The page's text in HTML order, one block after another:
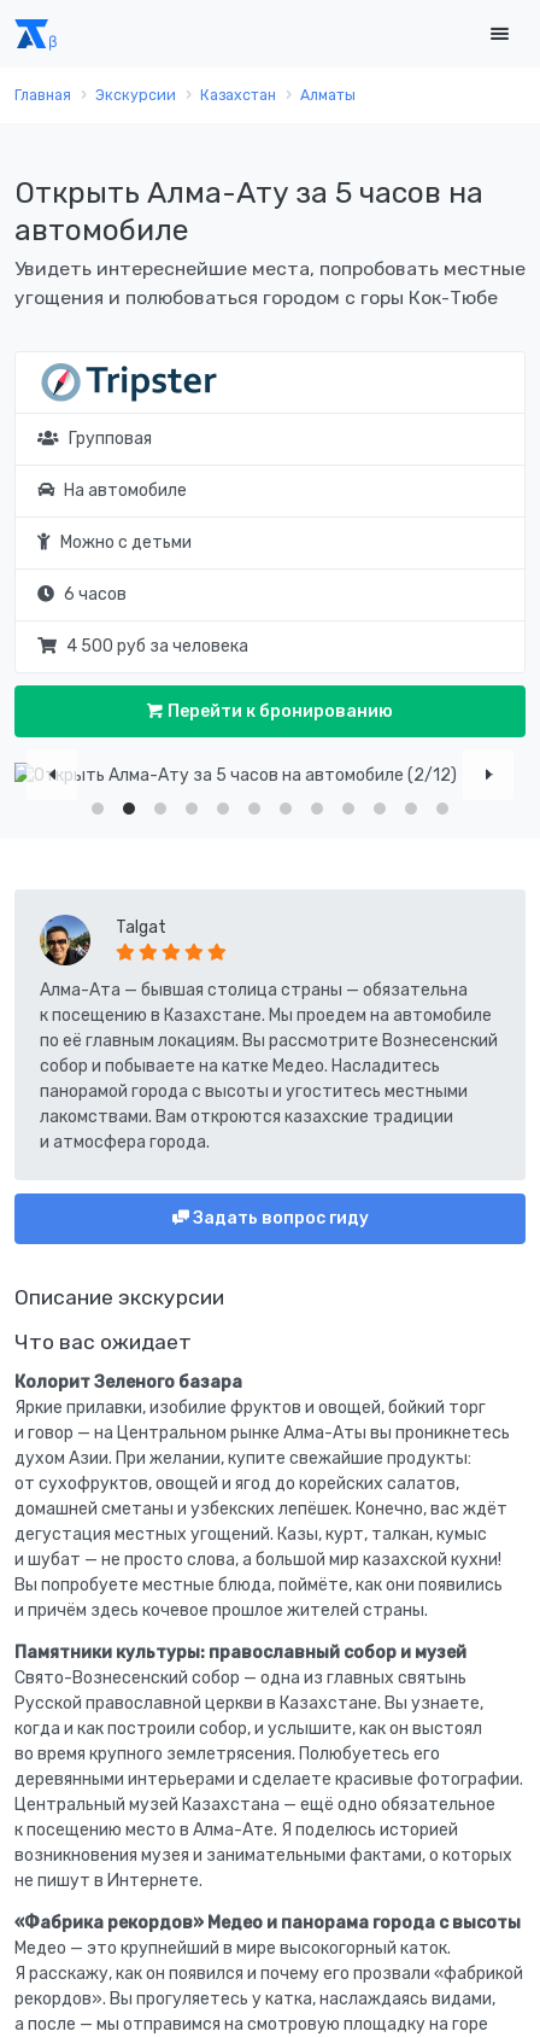
Главная Экскурсии Казахстан Алматы
Открыть Алма-Ату за 5 часов на
автомобиле
Увидеть интереснейшие места, попробовать местные
угощения и полюбоваться городом с горы Кок-Тюбе
Групповая
На автомобиле
Можно с детьми
6 часов
4 500 руб за человека
Перейти к бронированию
Описание экскурсии
Что вас ожидает
Колорит Зеленого базара
Яркие прилавки, изобилие фруктов и овощей, бойкий торг
и говор — на Центральном рынке Алма-Аты вы проникнетесь
духом Азии. При желании, купите свежайшие продукты:
от сухофруктов, овощей и ягод до корейских салатов,
домашней сметаны и узбекских лепёшек. Конечно, вас ждёт
дегустация местных угощений. Казы, курт, талкан, кумыс
и шубат — не просто слова, а большой мир казахской кухни!
Вы попробуете местные блюда, поймёте, как они появились
и причём здесь кочевое прошлое жителей страны.
Памятники культуры: православный собор и музей
Свято-Вознесенский собор — одна из главных святынь
Русской православной церкви в Казахстане. Вы узнаете,
когда и как построили собор, и услышите, как он выстоял
во время крупного землетрясения. Полюбуетесь его
деревянными интерьерами и сделаете красивые фотографии.
Центральный музей Казахстана — ещё одно обязательное
к посещению место в Алма-Ате. Я поделюсь историей
возникновения музея и занимательными фактами, о которых
не пишут в Интернете.
«Фабрика рекордов» Медео и панорама города с высоты
Медео — это крупнейший в мире высокогорный каток.
Я расскажу, как он появился и почему его прозвали «фабрикой
рекордов». Вы прогуляетесь у катка, наслаждаясь видами,
а после — мы отправимся на смотровую площадку на горе
Talgat
Алма-Ата — бывшая столица страны — обязательна
к посещению в Казахстане. Мы проедем на автомобиле
по её главным локациям. Вы рассмотрите Вознесенский
собор и побываете на катке Медео. Насладитесь
панорамой города с высоты и угоститесь местными
лакомствами. Вам откроются казахские традиции
и атмосфера города.
Задать вопрос гиду